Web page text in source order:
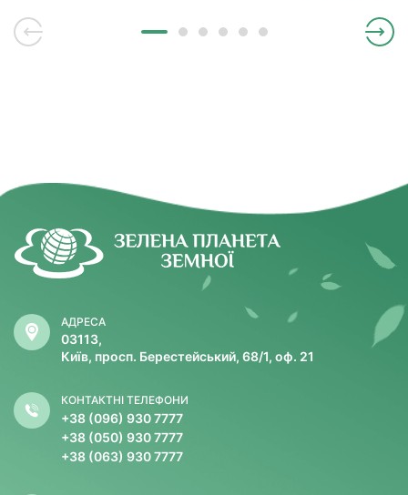
АДРЕСА
03113,
Київ, просп. Берестейський, 68/1, оф. 21
КОНТАКТНІ ТЕЛЕФОНИ
+38 (096) 930 7777
+38 (050) 930 7777
+38 (063) 930 7777